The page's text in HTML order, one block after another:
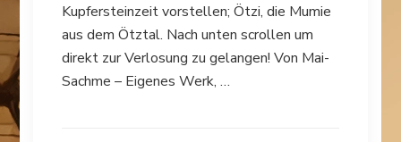
Kupfersteinzeit vorstellen; Ötzi, die Mumie
aus dem Ötztal. Nach unten scrollen um
direkt zur Verlosung zu gelangen! Von Mai-
Sachme – Eigenes Werk, …